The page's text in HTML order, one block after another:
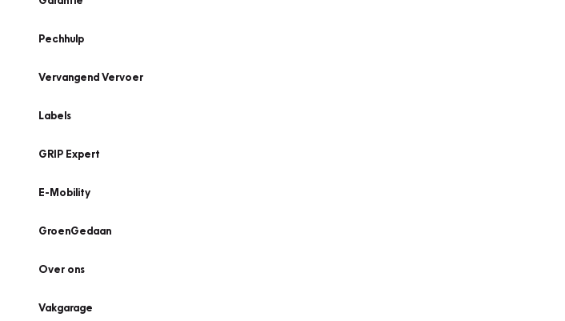
Pechhulp
Vervangend Vervoer
Labels
GRIP Expert
E-Mobility
GroenGedaan
Over ons
Vakgarage